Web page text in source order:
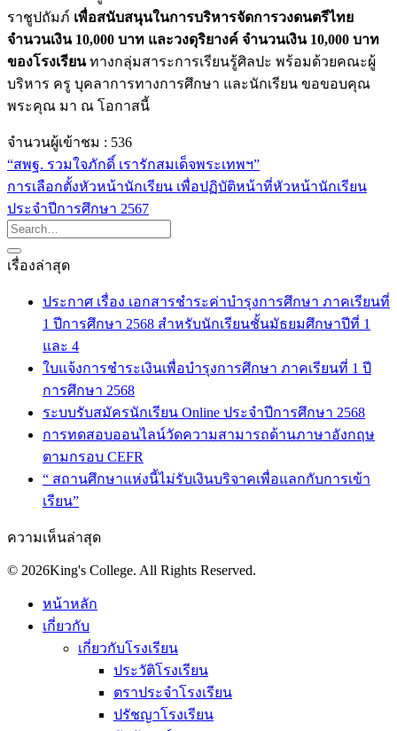
ราชูปถัมภ์ เพื่อสนับสนุนในการบริหารจัดการวงดนตรีไทย
จำนวนเงิน 10,000 บาท และวงดุริยางค์ จำนวนเงิน 10,000 บาท
ของโรงเรียนทางกลุ่มสาระการเรียนรู้ศิลปะ พร้อมด้วยคณะผู้
บริหาร ครู บุคลาการทางการศึกษา และนักเรียน ขอขอบคุณ
พระคุณ มา ณ โอกาสนี้
จำนวนผู้เข้าชม : 536
“สพฐ. รวมใจภักดิ์ เรารักสมเด็จพระเทพฯ”
การเลือกตั้งหัวหน้านักเรียน เพื่อปฏิบัติหน้าที่หัวหน้านักเรียน
ประจำปีการศึกษา 2567
เรื่องล่าสุด
ประกาศ เรื่อง เอกสารชำระค่าบำรุงการศึกษา ภาคเรียนที่
1 ปีการศึกษา 2568 สำหรับนักเรียนชั้นมัธยมศึกษาปีที่ 1
และ 4
ใบแจ้งการชำระเงินเพื่อบำรุงการศึกษา ภาคเรียนที่ 1 ปี
การศึกษา 2568
ระบบรับสมัครนักเรียน Online ประจำปีการศึกษา 2568
การทดสอบออนไลน์วัดความสามารถด้านภาษาอังกฤษ
ตามกรอบ CEFR
“ สถานศึกษาแห่งนี้ไม่รับเงินบริจาคเพื่อแลกกับการเข้า
เรียน”
ความเห็นล่าสุด
© 2026King's College. All Rights Reserved.
หน้าหลัก
เกี่ยวกับ
เกี่ยวกับโรงเรียน
ประวัติโรงเรียน
ตราประจำโรงเรียน
ปรัชญาโรงเรียน